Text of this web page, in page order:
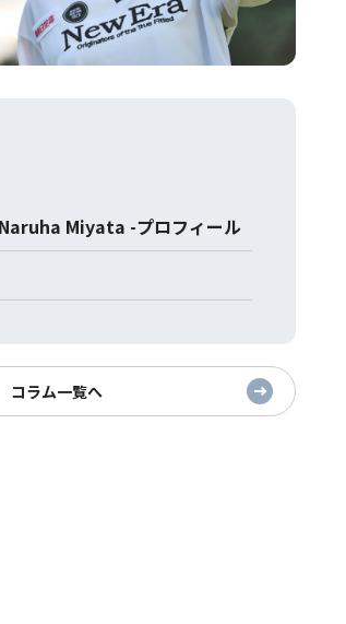
Miyata -プロフィール
コラム一覧へ